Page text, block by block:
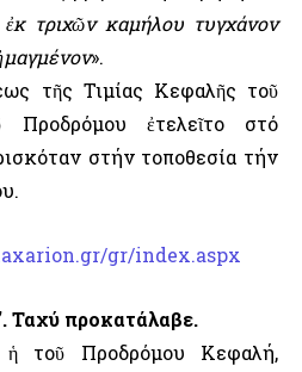
τριχῶν καμήλου τυγχάνον
».
τῆς Τιμίας Κεφαλῆς τοῦ
ἐτελεῖτο στό
στήν τοποθεσία τήν
gr/index.aspx
Ταχύ προκατάλαβε.
τοῦ Προδρόμου Κεφαλή,